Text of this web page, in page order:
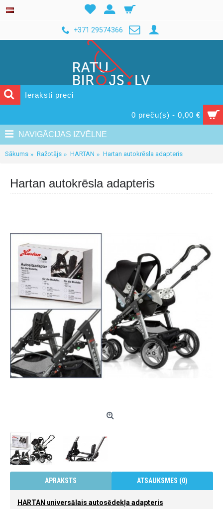
+371 29574366
0 preču(s) - 0,00 €
NAVIGĀCIJAS IZVĒLNE
Sākums Ražotājs HARTAN Hartan autokrēsla adapteris
Hartan autokrēsla adapteris
APRAKSTS ATSAUKSMES (0)
HARTAN universālais autosēdekļa adapteris